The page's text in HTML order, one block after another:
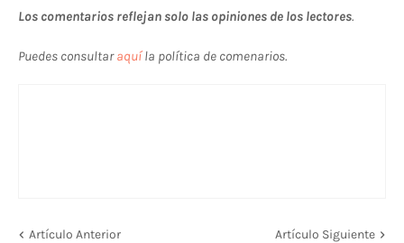
Los comentarios reflejan solo las opiniones de los lectores.
Puedes consultaraquíla política de comenarios.
Artículo Anterior Artículo Siguiente